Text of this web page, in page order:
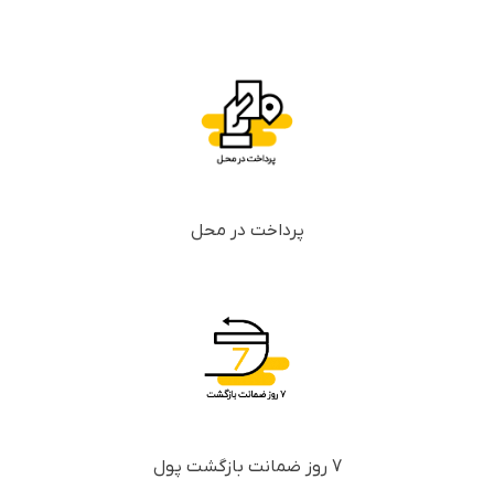
پرداخت در محل
7 روز ضمانت بازگشت پول